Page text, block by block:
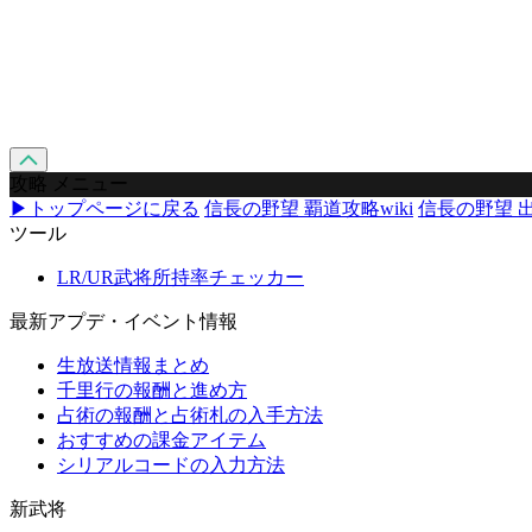
攻略 メニュー
▶トップページに戻る 信長の野望 覇道攻略wiki 信長の野望
ツール
LR/UR武将所持率チェッカー
最新アプデ・イベント情報
生放送情報まとめ
千里行の報酬と進め方
占術の報酬と占術札の入手方法
おすすめの課金アイテム
シリアルコードの入力方法
新武将